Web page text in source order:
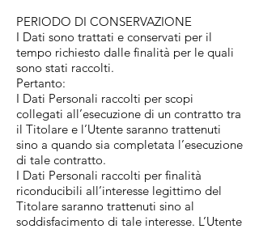
PERIODO DI CONSERVAZIONE
I Dati sono trattati e conservati per il
tempo richiesto dalle finalità per le quali
sono stati raccolti.
Pertanto:
I Dati Personali raccolti per scopi
collegati all’esecuzione di un contratto tra
il Titolare e l’Utente saranno trattenuti
sino a quando sia completata l’esecuzione
di tale contratto.
I Dati Personali raccolti per finalità
riconducibili all’interesse legittimo del
Titolare saranno trattenuti sino al
soddisfacimento di tale interesse. L’Utente